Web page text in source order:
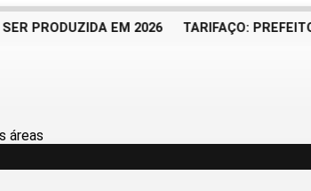
PRODUZIDA EM 2026 TARIFAÇO: PREFEITO